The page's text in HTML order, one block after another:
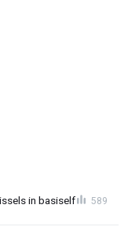
in basiself 589